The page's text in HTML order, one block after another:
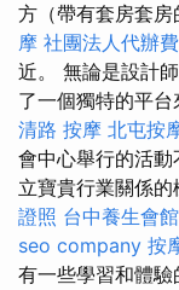
方（帶有套房套房
摩 社團法人代辦
近。 無論是設計
了一個獨特的平
清路 按摩 北屯按
會中心舉行的活
立寶貴行業關係的
證照 台中養生會館
seo company 按
有一些學習和體